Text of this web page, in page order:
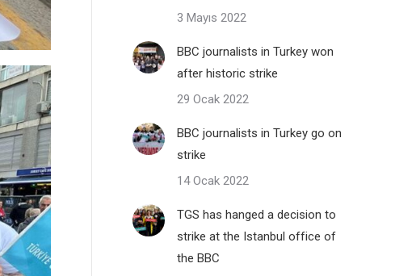
3 Mayıs 2022
BBC journalists in Turkey won
after historic strike
29 Ocak 2022
BBC journalists in Turkey go on
strike
14 Ocak 2022
TGS has hanged a decision to
strike at the Istanbul office of
the BBC